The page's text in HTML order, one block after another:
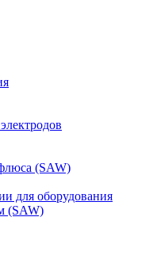
(SAW)
для оборудования
(SAW)